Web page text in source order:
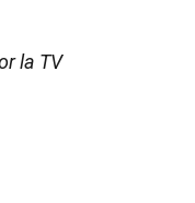
la TV